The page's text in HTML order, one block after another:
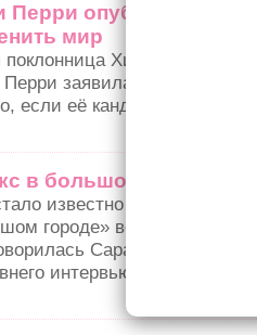
Перри опубликует
мир
поклонница Хилари
Перри заявила, что
если её кандидат станет
в большом городе»
известно западным
городе» вскоре
Сара Джессика
интервью.